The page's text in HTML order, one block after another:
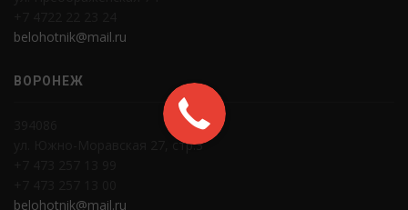
belohotnik@mail.ru
ВОРОНЕЖ
ул. Южно-Моравская 27, стр.3
belohotnik@mail.ru